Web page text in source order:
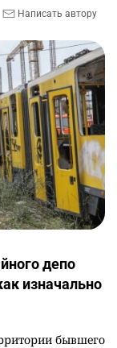
Написать автору
депо
изначально
бывшего